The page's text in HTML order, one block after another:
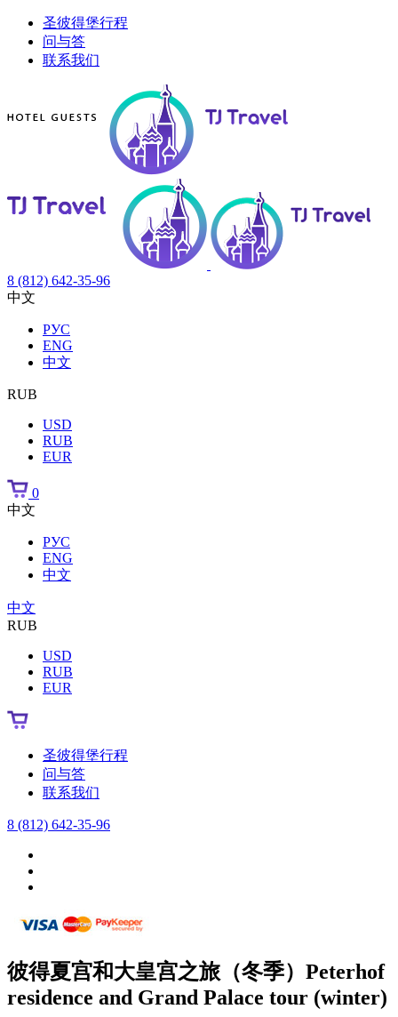
圣彼得堡行程
问与答
联系我们
8 (812) 642-35-96
中文
РУС
ENG
中文
RUB
USD
RUB
EUR
0
中文
РУС
ENG
中文
中文
RUB
USD
RUB
EUR
圣彼得堡行程
问与答
联系我们
8 (812) 642-35-96
彼得夏宫和大皇宫之旅（冬季）Peterhof
residence and Grand Palace tour (winter)